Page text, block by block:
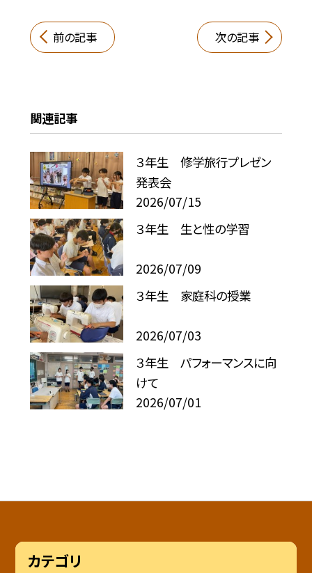
前の記事 次の記事
関連記事
３年生 修学旅行プレゼン
発表会
2026/07/15
３年生 生と性の学習
2026/07/09
３年生 家庭科の授業
2026/07/03
３年生 パフォーマンスに向
けて
2026/07/01
カテゴリ